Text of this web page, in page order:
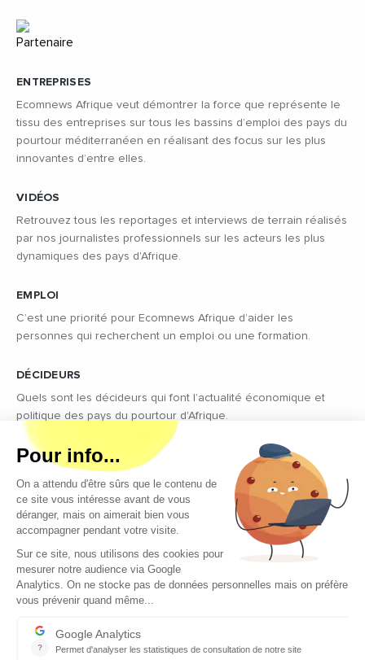
ENTREPRISES
Ecomnews Afrique veut démontrer la force que représente le
tissu des entreprises sur tous les bassins d’emploi des pays du
pourtour méditerranéen en réalisant des focus sur les plus
innovantes d’entre elles.
VIDÉOS
Retrouvez tous les reportages et interviews de terrain réalisés
par nos journalistes professionnels sur les acteurs les plus
dynamiques des pays d'Afrique.
EMPLOI
C’est une priorité pour Ecomnews Afrique d’aider les
personnes qui recherchent un emploi ou une formation.
DÉCIDEURS
Quels sont les décideurs qui font l’actualité économique et
politique des pays du pourtour d'Afrique.
Copyright © 2026 - Tous droits réservés
Qui sommes-nous ?
Contact